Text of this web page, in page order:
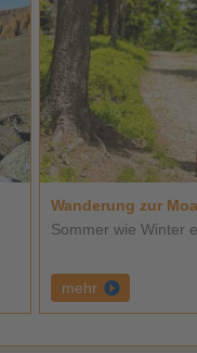
Wanderung zur
Sommer wie Winter
mehr